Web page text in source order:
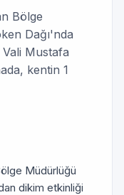
Bölge
Dağı'nda
Mustafa
kentin 1
Müdürlüğü
dikim etkinliği